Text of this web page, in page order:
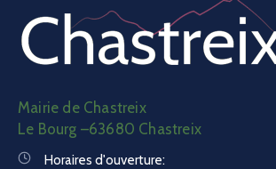
Mairie de Chastreix
Le Bourg –63680 Chastreix
Horaires d'ouverture: